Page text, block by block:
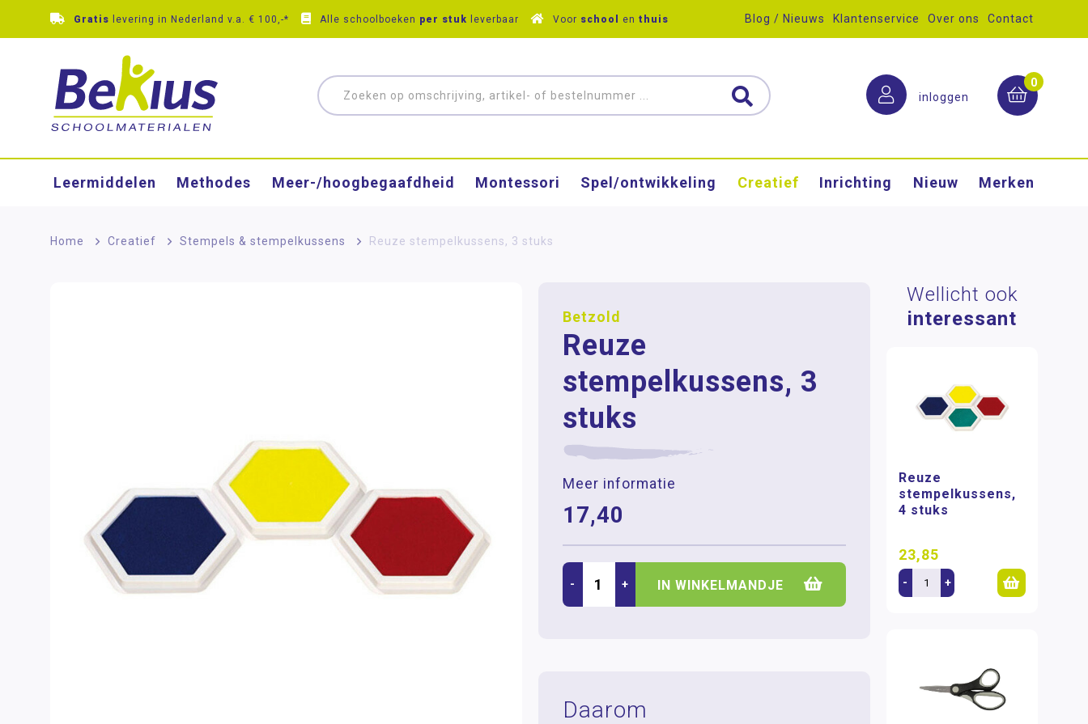
Gratis levering in Nederland v.a. € 100,-* Alle schoolboeken per stuk leverbaar Voor school en thuis Blog / Nieuws Klantenservice Over ons Contact
inloggen
0
Leermiddelen Methodes Meer-/hoog­begaafdheid Montessori Spel/ontwikkeling Creatief Inrichting Nieuw Merken
Home > Creatief > Stempels & stempelkussens > Reuze stempelkussens, 3 stuks
Betzold
Reuze
stempelkussens, 3
stuks
Meer informatie
17,40
- + IN WINKELMANDJE
Daarom
Wellicht ook
interessant
Reuze
stempelkussens,
4 stuks
23,85
- +